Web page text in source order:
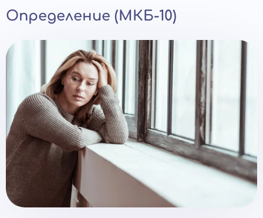
Определение (МКБ-10)